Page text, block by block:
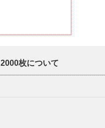
枚について